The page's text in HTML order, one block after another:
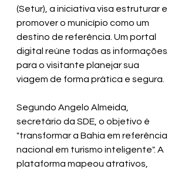
(Setur), a iniciativa visa estruturar e
promover o município como um
destino de referência. Um portal
digital reúne todas as informações
para o visitante planejar sua
viagem de forma prática e segura.
Segundo Angelo Almeida,
secretário da SDE, o objetivo é
"transformar a Bahia em referência
nacional em turismo inteligente". A
plataforma mapeou atrativos,